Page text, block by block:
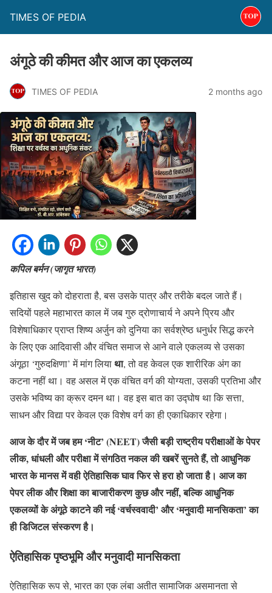
TIMES OF PEDIA
अंगूठे की कीमत और आज का एकलव्य
TIMES OF PEDIA 2 months ago
कपिल बर्मन (जागृत भारत)
इतिहास खुद को दोहराता है, बस उसके पात्र और तरीके बदल जाते हैं।
सदियों पहले महाभारत काल में जब गुरु द्रोणाचार्य ने अपने प्रिय और
विशेषाधिकार प्राप्त शिष्य अर्जुन को दुनिया का सर्वश्रेष्ठ धनुर्धर सिद्ध करने
के लिए एक आदिवासी और वंचित समाज से आने वाले एकलव्य से उसका
अंगूठा ‘गुरुदक्षिणा’ में मांग लियाथा, तो वह केवल एक शारीरिक अंग का
कटना नहीं था। वह असल में एक वंचित वर्ग की योग्यता, उसकी प्रतिभा और
उसके भविष्य का क्रूर दमन था। वह इस बात का उद्घोष था कि सत्ता,
साधन और विद्या पर केवल एक विशेष वर्ग का ही एकाधिकार रहेगा।
आज के दौर में जब हम ‘नीट’ (NEET) जैसी बड़ी राष्ट्रीय परीक्षाओं के पेपर
लीक, धांधली और परीक्षा में संगठित नकल की खबरें सुनते हैं, तो आधुनिक
भारत के मानस में वही ऐतिहासिक घाव फिर से हरा हो जाता है। आज का
पेपर लीक और शिक्षा का बाजारीकरण कुछ और नहीं, बल्कि आधुनिक
एकलव्यों के अंगूठे काटने की नई ‘वर्चस्ववादी’ और ‘मनुवादी मानसिकता’ का
ही डिजिटल संस्करण है।
ऐतिहासिक पृष्ठभूमि और मनुवादी मानसिकता
ऐतिहासिक रूप से, भारत का एक लंबा अतीत सामाजिक असमानता से